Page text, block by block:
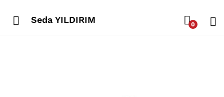
Seda YILDIRIM 0